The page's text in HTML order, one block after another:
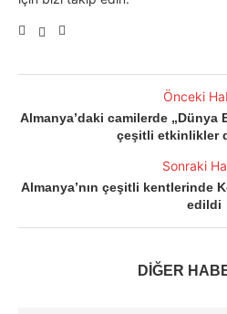
Önceki
Almanya’daki camilerde
çeşitli etkinlikler
Sonraki
Almanya’nın çeşitli kentlerinde
edildi
DİĞER